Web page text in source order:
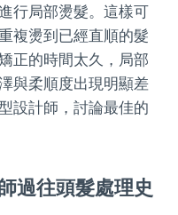
行局部燙髮。這樣可
複燙到已經直順的髮
正的時間太久，局部
與柔順度出現明顯差
設計師，討論最佳的
過往頭髮處理史